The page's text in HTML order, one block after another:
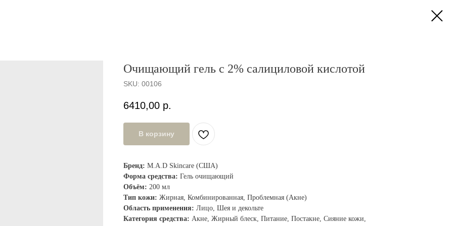
Очищающий гель с 2% салициловой кислотой
SKU: 00106
6410,00 р.
В корзину
Бренд: M.A.D Skincare (США)
Форма средства: Гель очищающий
Объём: 200 мл
Тип кожи: Жирная, Комбинированная, Проблемная (Акне)
Область применения: Лицо, Шея и декольте
Категория средства: Акне, Жирный блеск, Питание, Постакне, Сияние кожи,